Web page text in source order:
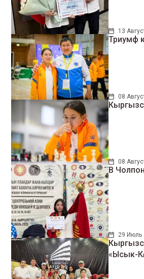
13
Триумф
08
08
В
29 Июль
«Ысык-